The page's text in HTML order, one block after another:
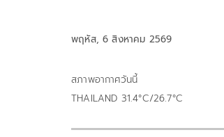
พฤหัส, 6 สิงหาคม 2569
สภาพอากาศวันนี้
THAILAND 31.4°C/26.7°C